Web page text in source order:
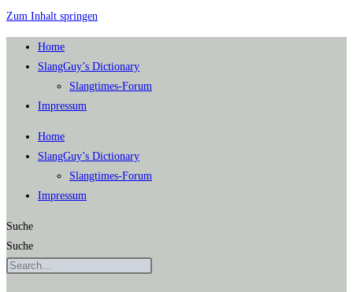
Zum Inhalt springen
Home
SlangGuy’s Dic­tion­a­ry
Slang­times-Forum
Impres­sum
Home
SlangGuy’s Dic­tion­a­ry
Slang­times-Forum
Impres­sum
Suche
Suche